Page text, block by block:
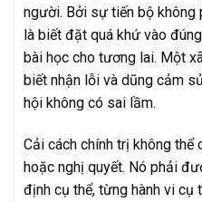
người. Bởi sự tiến bộ không
là biết đặt quá khứ vào
bài học cho tương lai. Một
biết nhận lỗi và dũng cảm
hội không có sai lầm.
Cải cách chính trị không thể
hoặc nghị quyết. Nó phải
định cụ thể, từng hành vi cụ